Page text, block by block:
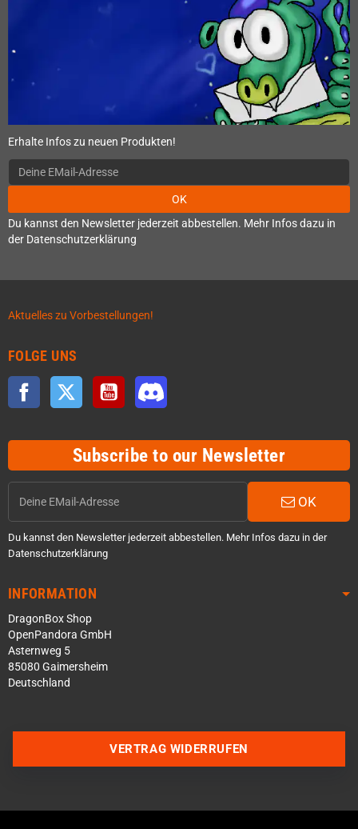
Erhalte Infos zu neuen Produkten!
OK
Du kannst den Newsletter jederzeit abbestellen. Mehr Infos dazu in
der Datenschutzerklärung
Aktuelles zu Vorbestellungen!
FOLGE UNS
Facebook Twitter YouTube
Subscribe to our Newsletter
OK
Du kannst den Newsletter jederzeit abbestellen. Mehr Infos dazu in der
Datenschutzerklärung
INFORMATION
DragonBox Shop
OpenPandora GmbH
Asternweg 5
85080 Gaimersheim
Deutschland
VERTRAG WIDERRUFEN